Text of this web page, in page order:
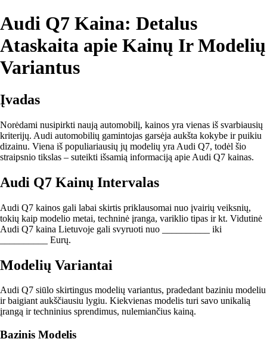
Audi Q7 Kaina: Detalus
Ataskaita apie Kainų Ir Modelių
Variantus
Įvadas
Norėdami nusipirkti naują automobilį, kainos yra vienas iš svarbiausių
kriterijų. Audi automobilių gamintojas garsėja aukšta kokybe ir puikiu
dizainu. Viena iš populiariausių jų modelių yra Audi Q7, todėl šio
straipsnio tikslas – suteikti išsamią informaciją apie Audi Q7 kainas.
Audi Q7 Kainų Intervalas
Audi Q7 kainos gali labai skirtis priklausomai nuo įvairių veiksnių,
tokių kaip modelio metai, techninė įranga, variklio tipas ir kt. Vidutinė
Audi Q7 kaina Lietuvoje gali svyruoti nuo __________ iki
__________ Eurų.
Modelių Variantai
Audi Q7 siūlo skirtingus modelių variantus, pradedant baziniu modeliu
ir baigiant aukščiausiu lygiu. Kiekvienas modelis turi savo unikalią
įrangą ir techninius sprendimus, nulemiančius kainą.
Bazinis Modelis